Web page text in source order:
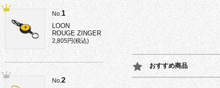
おすすめ商品
No. 1
LOON
ROUGE ZINGER
2,805円(税込)
No. 2